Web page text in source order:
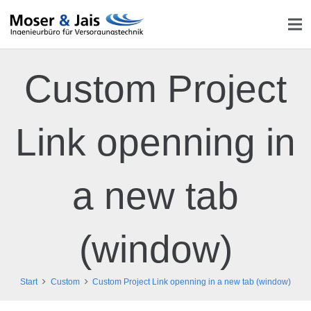
Custom Project
Link openning in
a new tab
(window)
Start Custom Custom Project Link openning in a new tab (window)